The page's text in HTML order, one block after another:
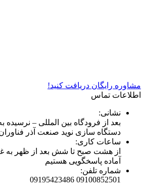
مشاوره رایگان دریافت کنید!
اطلاعات تماس
نشانی:
بعد از فرودگاه بین المللی –
دستگاه سازی نوید صنعت آذر
ساعات کاری:
از هشت صبح تا شش بعد از ظهر به
آماده پاسخگویی هستیم
شماره تلفن:
09100852501 09195423486